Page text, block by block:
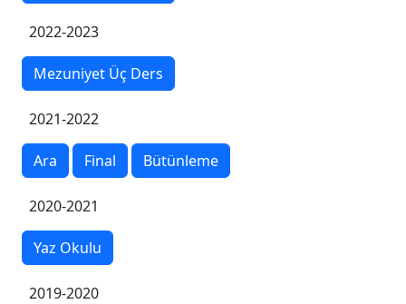
2022-2023
Mezuniyet Üç Ders
2021-2022
Ara Final Bütünleme
2020-2021
Yaz Okulu
2019-2020